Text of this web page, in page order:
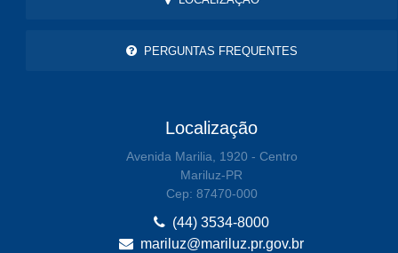
PERGUNTAS FREQUENTES
Localização
Avenida Marilia, 1920 - Centro
Mariluz-PR
Cep: 87470-000
(44) 3534-8000
mariluz@mariluz.pr.gov.br